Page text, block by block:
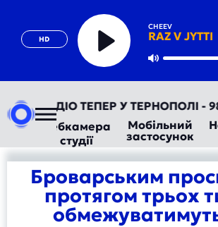
HD
CHEEV
RAZ V JYTTI
Play
ТЕПЕР У ТЕРНОПОЛІ -
Вебкамера
студії
Мобільний
застосунок
Броварським
протягом трьох